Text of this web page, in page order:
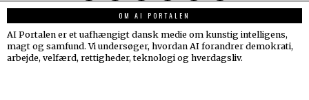
OM AI PORTALEN
AI Portalen er et uafhængigt dansk medie om kunstig intelligens,
magt og samfund. Vi undersøger, hvordan AI forandrer demokrati,
arbejde, velfærd, rettigheder, teknologi og hverdagsliv.